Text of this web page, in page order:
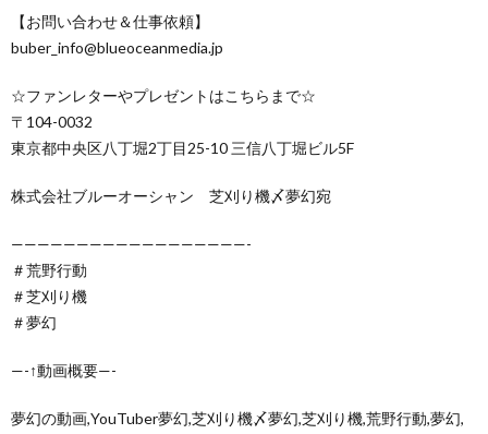
【お問い合わせ＆仕事依頼】
buber_info@blueoceanmedia.jp
☆ファンレターやプレゼントはこちらまで☆
〒104-0032
東京都中央区八丁堀2丁目25-10 三信八丁堀ビル5F
株式会社ブルーオーシャン 芝刈り機〆夢幻宛
——————————————————-
＃荒野行動
＃芝刈り機
＃夢幻
—-↑動画概要—-
夢幻の動画,YouTuber夢幻,芝刈り機〆夢幻,芝刈り機,荒野行動,夢幻,